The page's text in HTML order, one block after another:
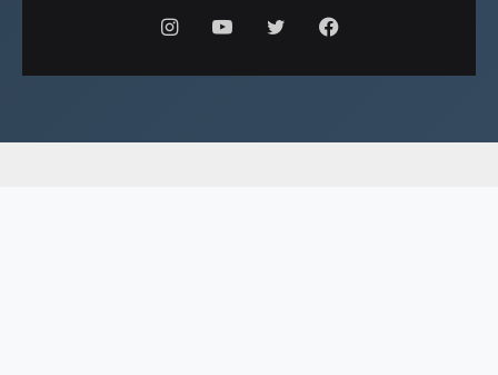
فيسبوكتويتر يوتيوبانستقرام